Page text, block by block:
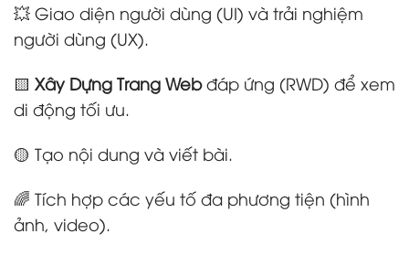
💥 Giao diện người dùng (UI) và trải nghiệm
người dùng (UX).
🟨 Xây Dựng Trang Webđáp ứng (RWD) để xem
di động tối ưu.
🟡 Tạo nội dung và viết bài.
🌈 Tích hợp các yếu tố đa phương tiện (hình
ảnh, video).